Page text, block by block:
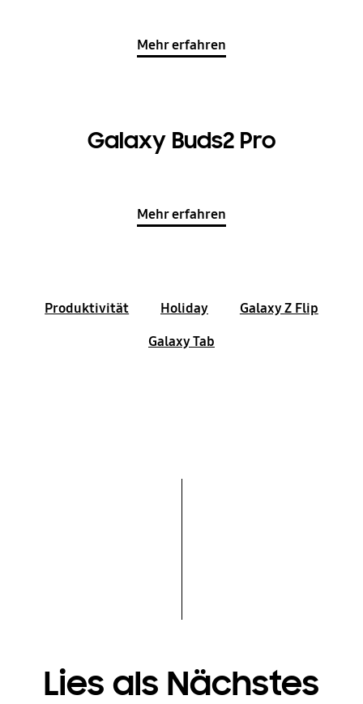
Mehr erfahren
Galaxy Buds2 Pro
Mehr erfahren
Produktivität Holiday
Galaxy Z Flip
Galaxy Tab
Lies als Nächstes